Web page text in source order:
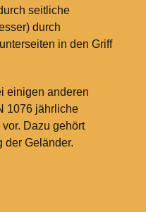
seitliche
durch
in den Griff
einigen anderen
1076 jährliche
Dazu gehört
der Geländer.